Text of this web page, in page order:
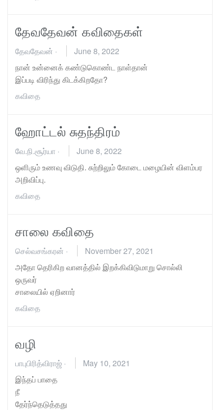
தேவதேவன் கவிதைகள்
தேவதேவன் ·
June 8, 2022
நான் உன்னைக் கண்டுகொண்ட நாள்தான்
இப்படி விரிந்து கிடக்கிறதோ?
கவிதை
ஹோட்டல் சுதந்திரம்
வே.நி.சூர்யா ·
June 8, 2022
ஒளிரும் உணவு விடுதி. சுற்றிலும் கோடை மழையின் விளம்பர
அறிவிப்பு.
கவிதை
சாலை கவிதை
செல்வசங்கரன் ·
November 27, 2021
அதோ தெரிகிற வானத்தில் இறக்கிவிடுமாறு சொல்லி
ஒருவர்
சாலையில் ஏறினார்
கவிதை
வழி
பாபுபிரித்விராஜ் ·
May 10, 2021
இந்தப் பாதை
நீ
தேர்ந்தெடுத்தது